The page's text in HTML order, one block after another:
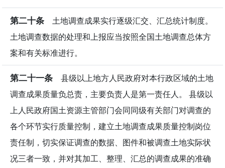
第二十条 土地调查成果实行逐级汇交、汇总统计制度。
土地调查数据的处理和上报应当按照全国土地调查总体方
案和有关标准进行。
第二十一条 县级以上地方人民政府对本行政区域的土地
调查成果质量负总责，主要负责人是第一责任人。 县级以
上人民政府国土资源主管部门会同同级有关部门对调查的
各个环节实行质量控制，建立土地调查成果质量控制岗位
责任制，切实保证调查的数据、图件和被调查土地实际状
况三者一致，并对其加工、整理、汇总的调查成果的准确